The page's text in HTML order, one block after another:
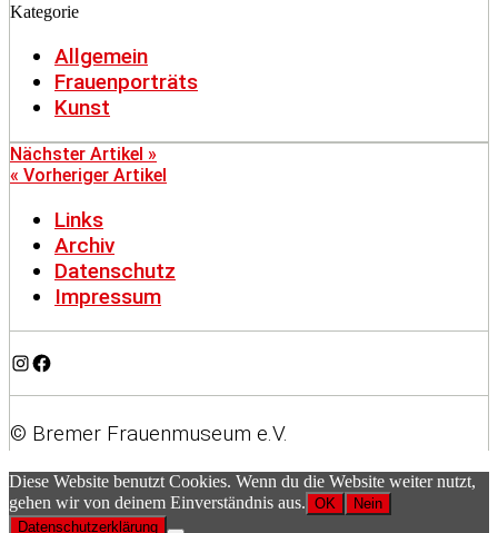
Kategorie
Allgemein
Frauenporträts
Kunst
Nächster Artikel »
« Vorheriger Artikel
Links
Archiv
Datenschutz
Impressum
Instagram
Facebook
© Bremer Frauenmuseum e.V.
Diese Website benutzt Cookies. Wenn du die Website weiter nutzt,
gehen wir von deinem Einverständnis aus. OK
Nein
Datenschutzerklärung